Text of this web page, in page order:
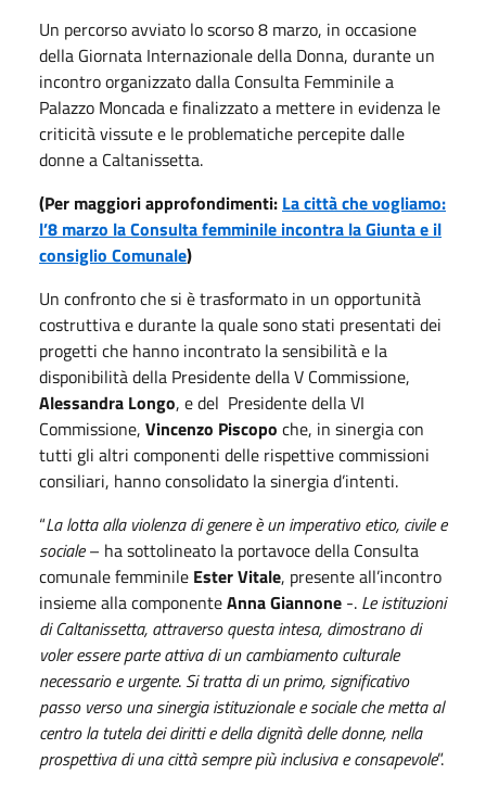
Un percorso avviato lo scorso 8 marzo, in occasione
della Giornata Internazionale della Donna, durante un
incontro organizzato dalla Consulta Femminile a
Palazzo Moncada e finalizzato a mettere in evidenza le
criticità vissute e le problematiche percepite dalle
donne a Caltanissetta.
(Per maggiori approfondimenti: La città che vogliamo:
l’8 marzo la Consulta femminile incontra la Giunta e il
consiglio Comunale)
Un confronto che si è trasformato in un opportunità
costruttiva e durante la quale sono stati presentati dei
progetti che hanno incontrato la sensibilità e la
disponibilità della Presidente della V Commissione,
Alessandra Longo, e del Presidente della VI
Commissione, Vincenzo Piscopo che, in sinergia con
tutti gli altri componenti delle rispettive commissioni
consiliari, hanno consolidato la sinergia d’intenti.
“La lotta alla violenza di genere è un imperativo etico, civile e
sociale– ha sottolineato la portavoce della Consulta
comunale femminile Ester Vitale, presente all’incontro
insieme alla componenteAnna Giannone -. Le istituzioni
di Caltanissetta, attraverso questa intesa, dimostrano di
voler essere parte attiva di un cambiamento culturale
necessario e urgente. Si tratta di un primo, significativo
passo verso una sinergia istituzionale e sociale che metta al
centro la tutela dei diritti e della dignità delle donne, nella
prospettiva di una città sempre più inclusiva e consapevole”.